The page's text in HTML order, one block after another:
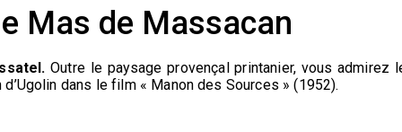
Mas de Massacan
Outre le paysage provençal printanier, vous admirez
dans le film « Manon des Sources » (1952).